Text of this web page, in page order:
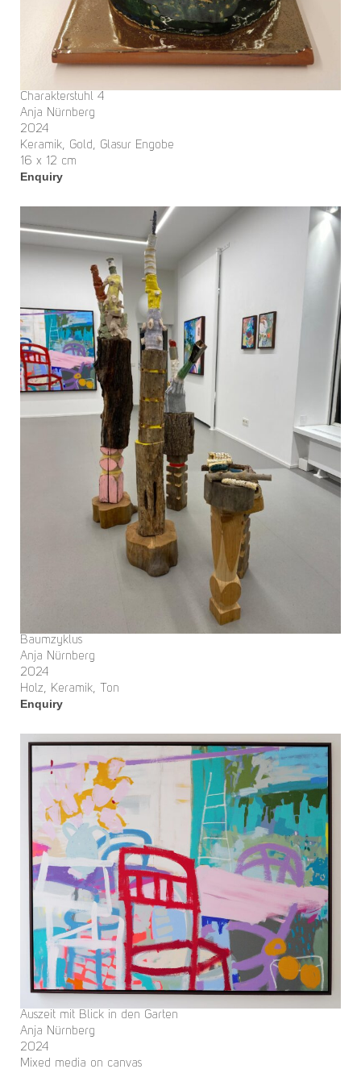
Charakterstuhl 4
Anja Nürnberg
2024
Keramik, Gold, Glasur Engobe
16 x 12 cm
Enquiry
Baumzyklus
Anja Nürnberg
2024
Holz, Keramik, Ton
Enquiry
Auszeit mit Blick in den Garten
Anja Nürnberg
2024
Mixed media on canvas